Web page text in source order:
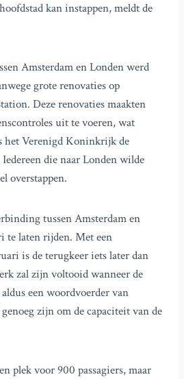
kan instappen, meldt de
Amsterdam en Londen werd
grote renovaties op
Deze renovaties maakten
uit te voeren, wat
het Verenigd Koninkrijk de
die naar Londen wilde
overstappen.
tussen Amsterdam en
te laten rijden. Met een
is de terugkeer iets later dan
zal zijn voltooid wanneer de
een woordvoerder van
zijn om de capaciteit van de
plek voor 900 passagiers, maar